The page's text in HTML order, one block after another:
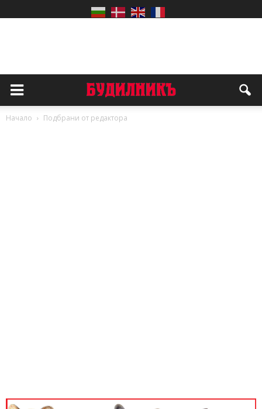
Начало Подбрани от редактора